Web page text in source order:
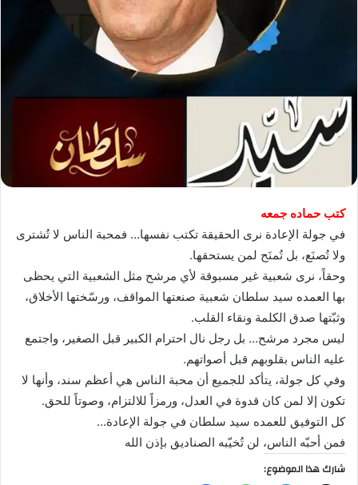
كتب حماده جمعه
في جولة الإعادة نرى الحقيقة تكتب نفسها… فمحبة الناس لا تُشترى
ولا تُصنَع، بل تُمنَح لمن يستحقها.
وحقاً، نرى شعبية غير مسبوقة لأي مرشح مثل الشعبية التي يحظى
بها العمده سيد سلطان شعبية صنعتها المواقف، ورسّختها الأخلاق،
وثبّتها صدق الكلمة ونقاء القلب.
ليس مجرد مرشح… بل رجل نال احترام الكبير قبل الصغير، واجتمع
عليه الناس بقلوبهم قبل أصواتهم.
وفي كل جولة، يتأكد للجميع أن محبة الناس هي أعظم سند، وأنها لا
تكون إلا لمن كان قدوة في العدل، ورمزاً للالتزام، وصوتاً للحق.
كل التوفيق للعمده سيد سلطان في جولة الإعادة…
فمن أحبّه الناس، لن تُخيّبه الصناديق بإذن الله
شارك هذا الموضوع: